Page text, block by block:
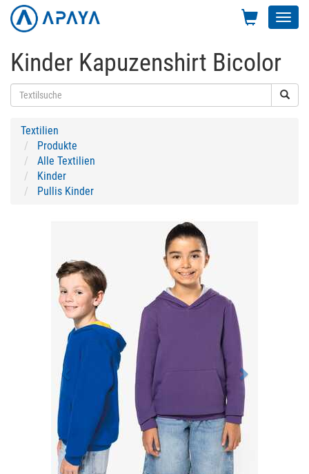
Kinder Kapuzenshirt Bicolor
Textilien
Produkte
Alle Textilien
Kinder
Pullis Kinder